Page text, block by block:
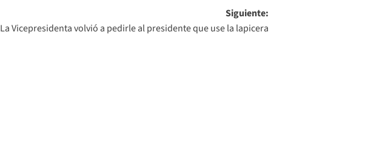
Siguiente:
La Vicepresidenta volvió a pedirle al presidente que use la lapicera